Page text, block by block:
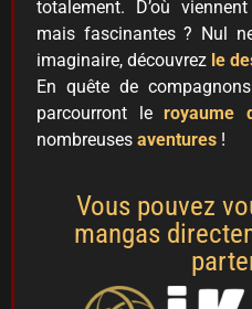
totalement. D’où
mais fascinantes ? Nul
imaginaire, découvrez le
En quête de
parcourront leroyaume
nombreuses aventures !
Vous pouvez
mangas